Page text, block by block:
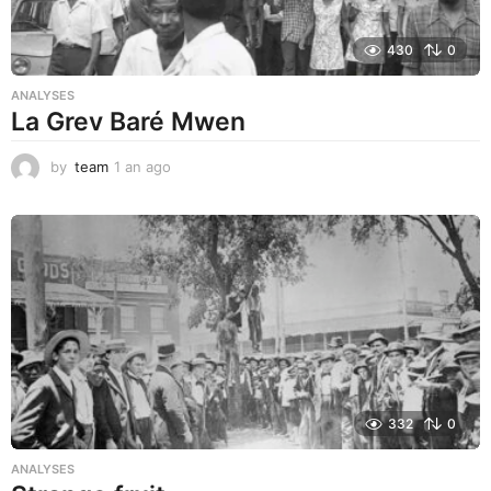
430 0
ANALYSES
La Grev Baré Mwen
by team 1 an ago
a
g
o
332 0
ANALYSES